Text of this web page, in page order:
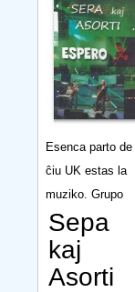
Esenca parto de
ĉiu UK estas la
muziko. Grupo
Sepa
kaj
Asorti